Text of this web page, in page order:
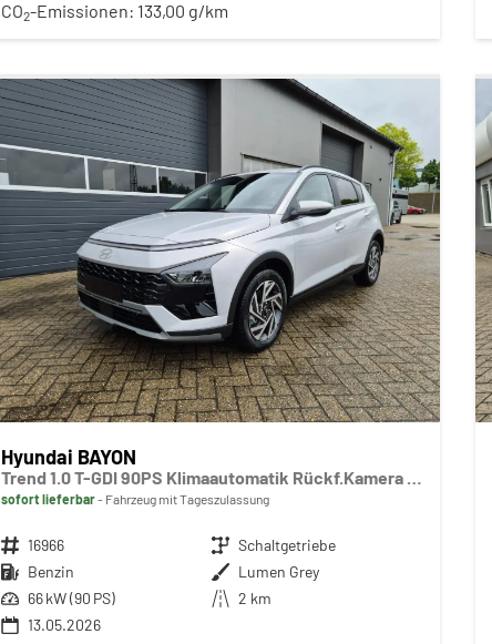
CO2-Emissionen: 133,00 g/km
Hyundai BAYON
sofort lieferbar Fahrzeug mit Tageszulassung
Fahrzeugnr. 16966 Getriebe Schaltgetriebe
Kraftstoff Benzin Außenfarbe Lumen Grey
Leistung 66 kW (90 PS) Kilometerstand 2 km
13.05.2026